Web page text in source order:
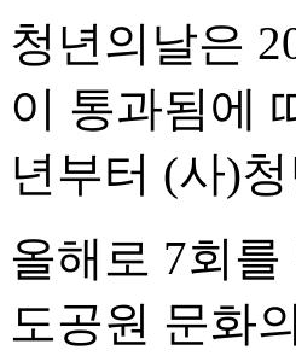
청년의날은
이 통과됨에
년부터 (사)
올해로 7회
도공원 문화